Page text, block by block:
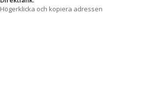
Högerklicka och kopiera adressen